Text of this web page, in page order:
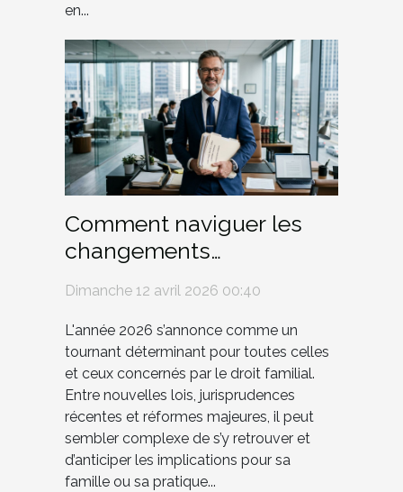
en...
Comment naviguer les
changements
réglementaires en droit
familial en 2026 ?
Dimanche 12 avril 2026 00:40
L'année 2026 s’annonce comme un
tournant déterminant pour toutes celles
et ceux concernés par le droit familial.
Entre nouvelles lois, jurisprudences
récentes et réformes majeures, il peut
sembler complexe de s’y retrouver et
d’anticiper les implications pour sa
famille ou sa pratique...